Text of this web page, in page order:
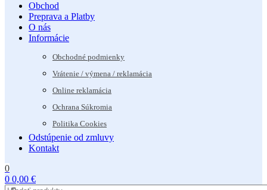
Obchod
Preprava a Platby
O nás
Informácie
Obchodné podmienky
Vrátenie / výmena / reklamácia
Online reklamácia
Ochrana Súkromia
Politika Cookies
Odstúpenie od zmluvy
Kontakt
0
0 0,00 €